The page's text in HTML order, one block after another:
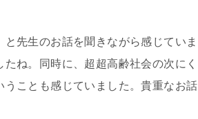
先生のお話を聞きながら感じていま
ね。同時に、超超高齢社会の次にく
ことも感じていました。貴重なお話